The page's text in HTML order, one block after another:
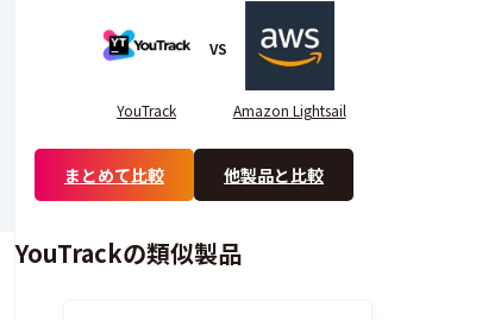
YouTrack
VS
Amazon Lightsail
まとめて比較 他製品と比較
YouTrackの類似製品